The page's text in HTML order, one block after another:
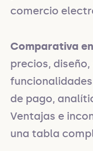
comercio
Comparativa
precios,
de pago,
Ventajas e
una tabla